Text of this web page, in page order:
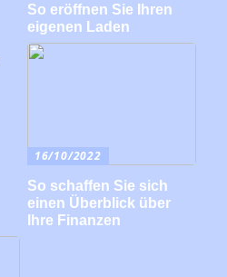
So eröffnen Sie Ihren
eigenen Laden
16/10/2022
So schaffen Sie sich
einen Überblick über
Ihre Finanzen